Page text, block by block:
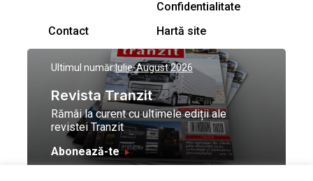
Confidentialitate
Contact
Hartă site
Ultimul număr:Iulie-August 2026
Revista Tranzit
Rămâi la curent cu ultimele ediții ale
revistei Tranzit
Abonează-te